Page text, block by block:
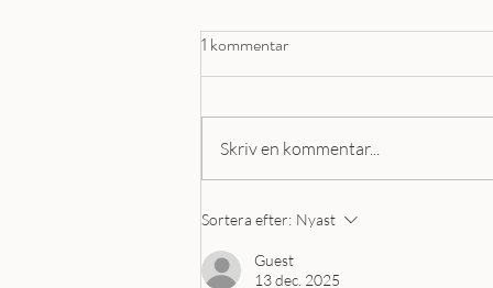
Varför blev mina ögonbryn
mörkare efter laser?
1 kommentar
Skriv en kommentar...
Sortera efter: Nyast
Guest
13 dec. 2025